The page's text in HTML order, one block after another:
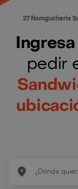
27 Ñamgucheria
pedir